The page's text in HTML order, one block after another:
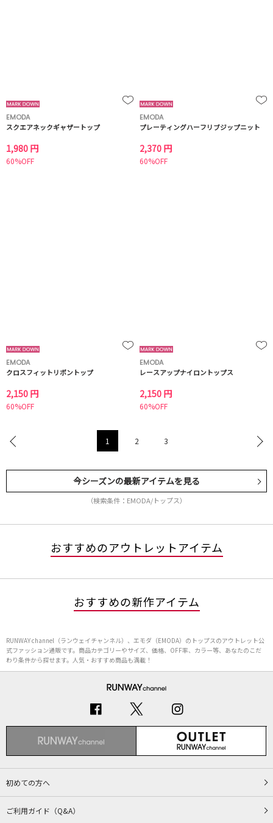
EMODA
スクエアネックギャザートップ
1,980 円
60%OFF
EMODA
プレーティングハーフリブジップニット
2,370 円
60%OFF
EMODA
クロスフィットリボントップ
2,150 円
60%OFF
EMODA
レースアップナイロントップス
2,150 円
60%OFF
1 2 3
今シーズンの最新アイテムを見る
（検索条件：EMODA/トップス）
おすすめのアウトレットアイテム
おすすめの新作アイテム
RUNWAY channel（ランウェイチャンネル）、エモダ（EMODA）のトップスのアウトレット公
式ファッション通販です。商品カテゴリーやサイズ、価格、OFF率、カラー等、あなたのこだ
わり条件から探せます。人気・おすすめ商品も満載！
初めての方へ
ご利用ガイド（Q&A）